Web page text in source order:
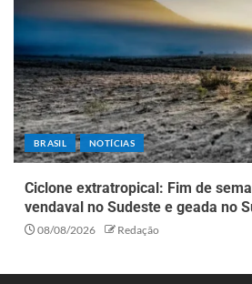
BRASIL NOTÍCIAS
Ciclone extratropical: Fim de
vendaval no Sudeste e geada no
08/08/2026 Redação